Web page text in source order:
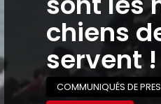
chiens
servent !
COMMUNIQUÉS DE